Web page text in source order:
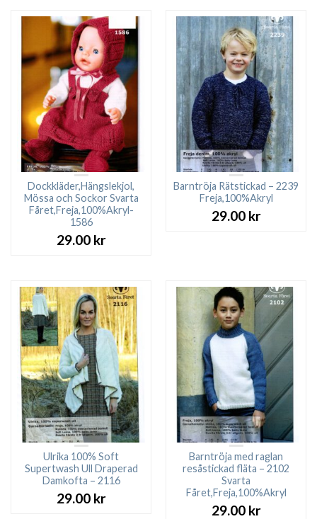
Dockkläder,Hängslekjol,
Mössa och Sockor Svarta
Fåret,Freja,100%Akryl-
1586
29.00 kr
Barntröja Rätstickad – 2239
Freja,100%Akryl
29.00 kr
Ulrika 100% Soft
Supertwash Ull Draperad
Damkofta – 2116
29.00 kr
Barntröja med raglan
resåstickad fläta – 2102
Svarta
Fåret,Freja,100%Akryl
29.00 kr